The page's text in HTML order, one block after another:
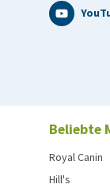
Beliebte
Royal Canin
Hill's